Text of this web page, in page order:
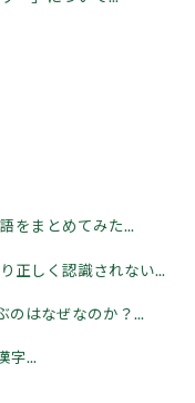
をまとめてみた...
正しく認識されない...
のはなぜなのか？...
字...